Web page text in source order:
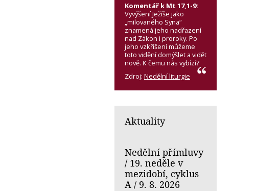
Komentář k Mt 17,1-9:
Vyvýšení Ježíše jako
„milovaného Syna“
znamená jeho nadřazení
nad Zákon i proroky. Po
jeho vzkříšení můžeme
toto vidění domýšlet a vidět
nově. K čemu nás vybízí?
Zdroj: Nedělní liturgie
Aktuality
Nedělní přímluvy
/ 19. neděle v
mezidobí, cyklus
A / 9. 8. 2026